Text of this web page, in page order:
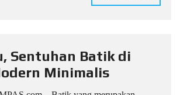
Sentuhan Batik di
Minimalis